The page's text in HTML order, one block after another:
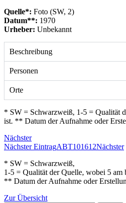
Quelle*: Foto (SW, 2)
Datum**: 1970
Urheber: Unbekannt
Beschreibung
Personen
Orte
* SW = Schwarzweiß, 1-5 = Qualität
ist. ** Datum der Aufnahme oder
Nächster
Nächster EintragABT101612Nächster
* SW = Schwarzweiß,
1-5 = Qualität der Quelle, wobei 5 am
** Datum der Aufnahme oder
Zur Übersicht